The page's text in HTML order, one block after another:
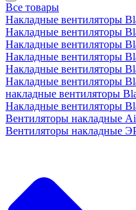
Все товары
Накладные вентиляторы
Накладные вентиляторы
Накладные вентиляторы
Накладные вентиляторы
Накладные вентиляторы
Накладные вентиляторы
накладные вентиляторы
Накладные вентиляторы
Вентиляторы накладные
Вентиляторы накладные